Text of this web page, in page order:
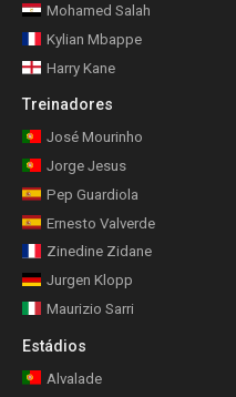
Mohamed Salah
Kylian Mbappe
Harry Kane
Treinadores
José Mourinho
Jorge Jesus
Pep Guardiola
Ernesto Valverde
Zinedine Zidane
Jurgen Klopp
Maurizio Sarri
Estádios
Alvalade